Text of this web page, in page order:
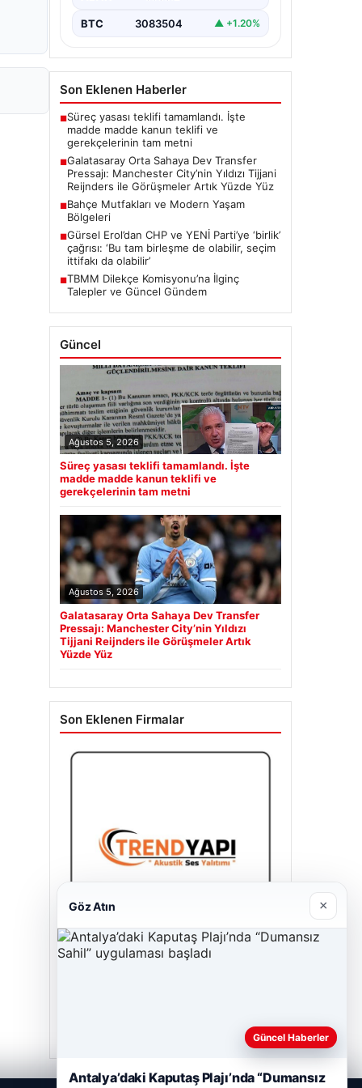
BTC 3083504 ▲ +1.20%
Son Eklenen Haberler
■Süreç yasası teklifi tamamlandı. İşte
madde madde kanun teklifi ve
gerekçelerinin tam metni
■Galatasaray Orta Sahaya Dev Transfer
Pressajı: Manchester City’nin Yıldızı Tijjani
Reijnders ile Görüşmeler Artık Yüzde Yüz
■Bahçe Mutfakları ve Modern Yaşam
Bölgeleri
■Gürsel Erol’dan CHP ve YENİ Parti’ye ‘birlik’
çağrısı: ‘Bu tam birleşme de olabilir, seçim
ittifakı da olabilir’
■TBMM Dilekçe Komisyonu’na İlginç
Talepler ve Güncel Gündem
Güncel
Ağustos 5, 2026
Süreç yasası teklifi tamamlandı. İşte
madde madde kanun teklifi ve
gerekçelerinin tam metni
Ağustos 5, 2026
Galatasaray Orta Sahaya Dev Transfer
Pressajı: Manchester City’nin Yıldızı
Tijjani Reijnders ile Görüşmeler Artık
Yüzde Yüz
Son Eklenen Firmalar
Göz Atın ×
Güncel Haberler
Antalya’daki Kaputaş Plajı’nda “Dumansız